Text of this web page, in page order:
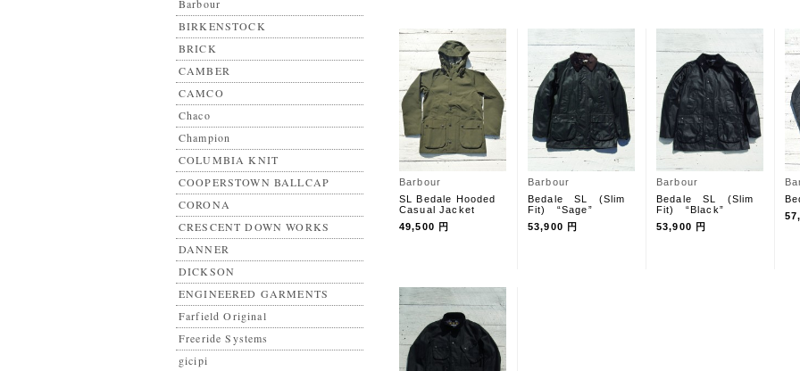
Barbour
BIRKENSTOCK
BRICK
CAMBER
CAMCO
Chaco
Champion
COLUMBIA KNIT
COOPERSTOWN BALLCAP
CORONA
CRESCENT DOWN WORKS
DANNER
DICKSON
ENGINEERED GARMENTS
Farfield Original
Freeride Systems
gicipi
Barbour
SL Bedale Hooded
Casual Jacket
49,500 円
Barbour
Bedale SL (Slim
Fit) “Sage”
53,900 円
Barbour
Bedale SL (Slim
Fit) “Black”
53,900 円